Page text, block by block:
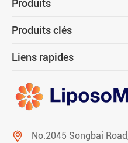
Produits
Produits clés
Liens rapides

No.2045 Songbai